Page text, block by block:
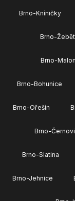
Brno-Kníničky
Brno-
Brno-
Brno-Bohunice
Brno-Ořešín
Brno-
Brno-Slatina
Brno-Jehnice